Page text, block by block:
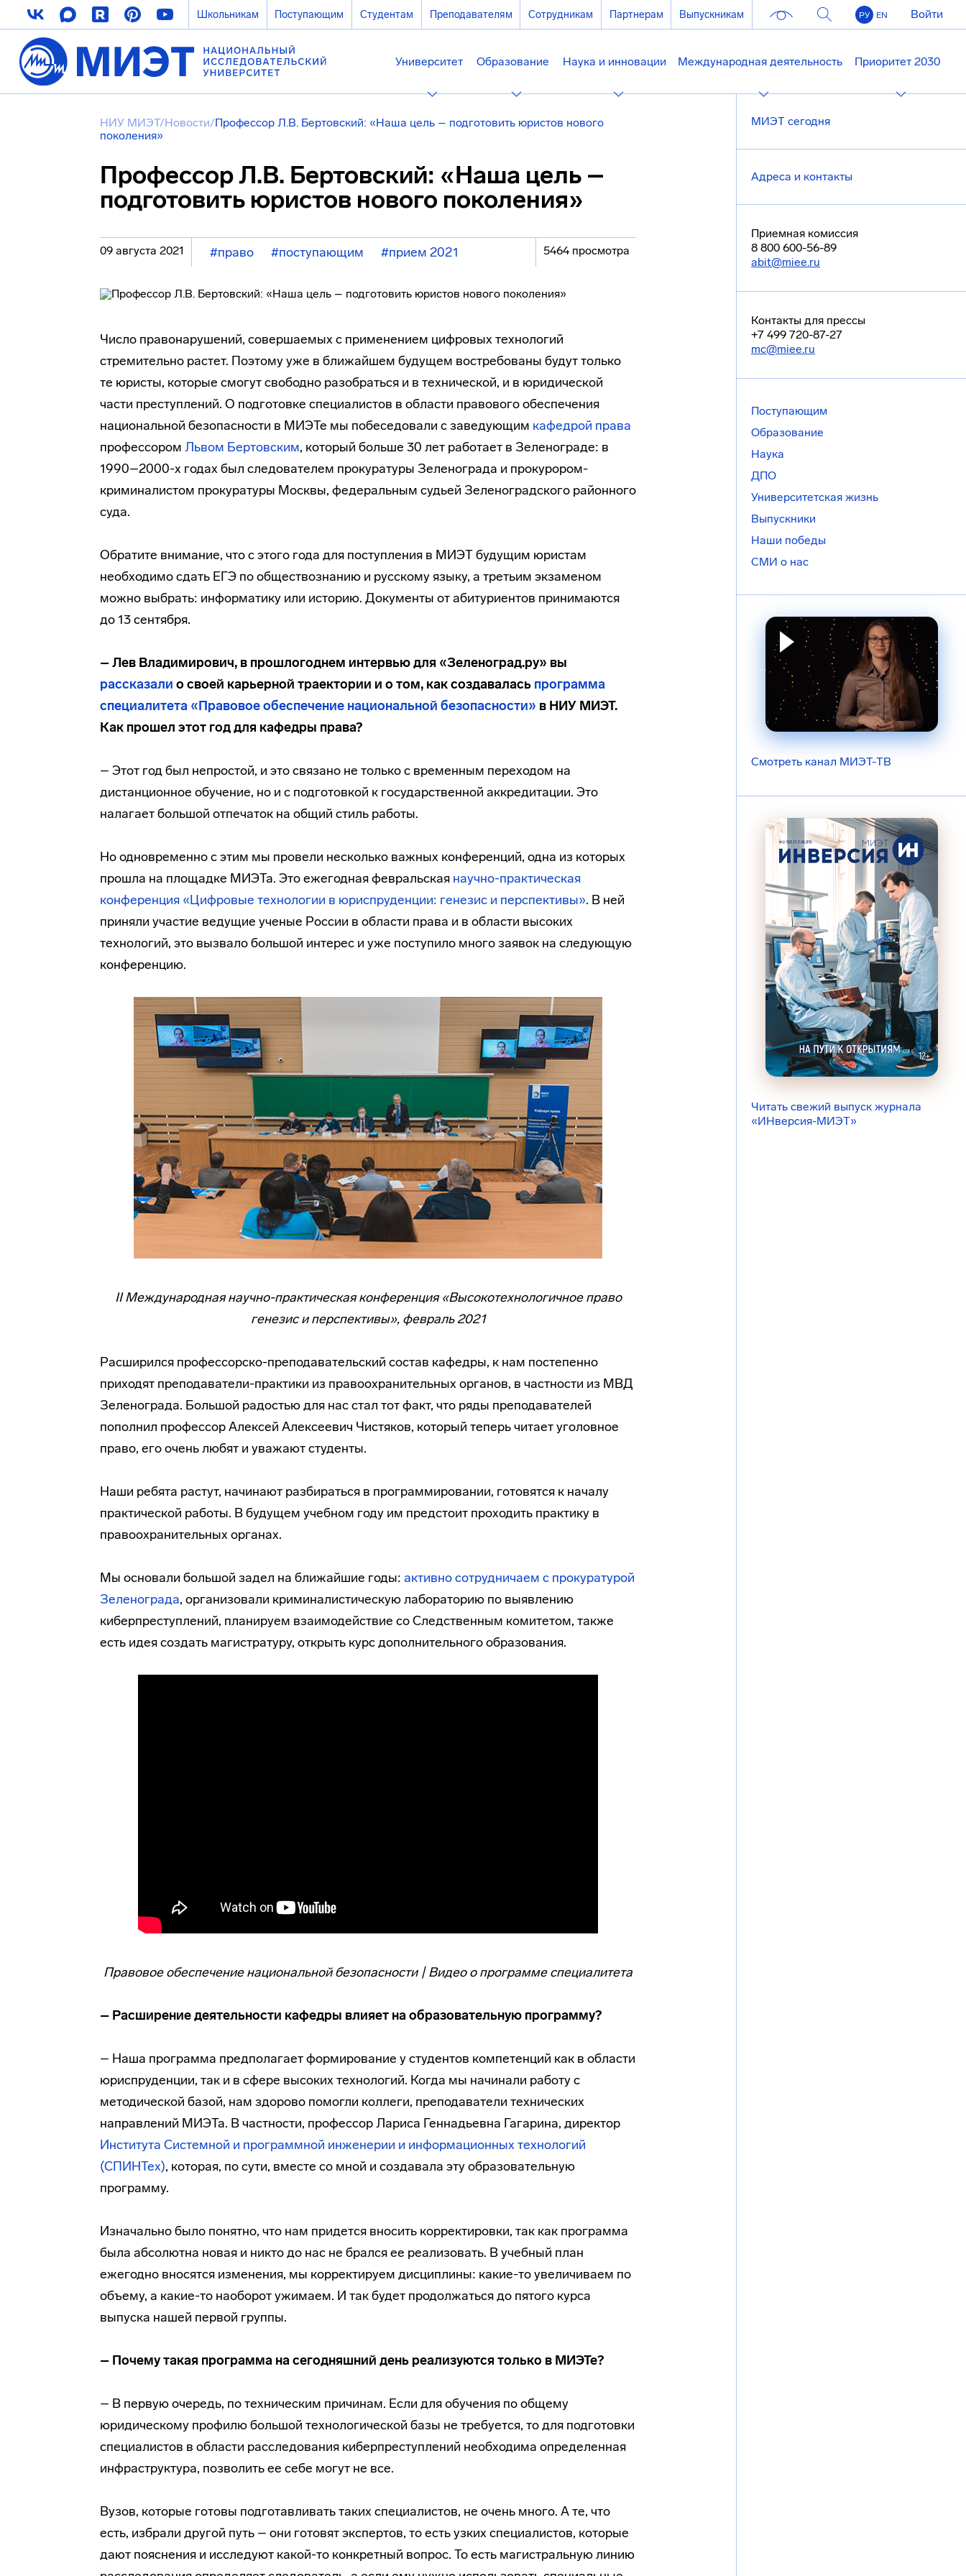
Школьникам Поступающим Студентам Преподавателям Сотрудникам Партнерам Выпускникам РУ EN Войти
Университет Образование Наука и инновации Международная деятельность Приоритет 2030
НИУ МИЭТ/Новости/Профессор Л.В. Бертовский: «Наша цель – подготовить юристов нового
поколения»
Профессор Л.В. Бертовский: «Наша цель –
подготовить юристов нового поколения»
09 августа 2021 #право #поступающим #прием 2021 5464 просмотра
Число правонарушений, совершаемых с применением цифровых технологий
стремительно растет. Поэтому уже в ближайшем будущем востребованы будут только
те юристы, которые смогут свободно разобраться и в технической, и в юридической
части преступлений. О подготовке специалистов в области правового обеспечения
национальной безопасности в МИЭТе мы побеседовали с заведующим кафедрой права
профессором Львом Бертовским, который больше 30 лет работает в Зеленограде: в
1990–2000-х годах был следователем прокуратуры Зеленограда и прокурором-
криминалистом прокуратуры Москвы, федеральным судьей Зеленоградского районного
суда.
Обратите внимание, что с этого года для поступления в МИЭТ будущим юристам
необходимо сдать ЕГЭ по обществознанию и русскому языку, а третьим экзаменом
можно выбрать: информатику или историю. Документы от абитуриентов принимаются
до 13 сентября.
– Лев Владимирович, в прошлогоднем интервью для «Зеленоград.ру» вы
рассказали о своей карьерной траектории и о том, как создавалась программа
специалитета «Правовое обеспечение национальной безопасности» в НИУ МИЭТ.
Как прошел этот год для кафедры права?
– Этот год был непростой, и это связано не только с временным переходом на
дистанционное обучение, но и с подготовкой к государственной аккредитации. Это
налагает большой отпечаток на общий стиль работы.
Но одновременно с этим мы провели несколько важных конференций, одна из которых
прошла на площадке МИЭТа. Это ежегодная февральская научно-практическая
конференция «Цифровые технологии в юриспруденции: генезис и перспективы». В ней
приняли участие ведущие ученые России в области права и в области высоких
технологий, это вызвало большой интерес и уже поступило много заявок на следующую
конференцию.
II Международная научно-практическая конференция «Высокотехнологичное право
генезис и перспективы», февраль 2021
Расширился профессорско-преподавательский состав кафедры, к нам постепенно
приходят преподаватели-практики из правоохранительных органов, в частности из МВД
Зеленограда. Большой радостью для нас стал тот факт, что ряды преподавателей
пополнил профессор Алексей Алексеевич Чистяков, который теперь читает уголовное
право, его очень любят и уважают студенты.
Наши ребята растут, начинают разбираться в программировании, готовятся к началу
практической работы. В будущем учебном году им предстоит проходить практику в
правоохранительных органах.
Мы основали большой задел на ближайшие годы: активно сотрудничаем с прокуратурой
Зеленограда, организовали криминалистическую лабораторию по выявлению
киберпреступлений, планируем взаимодействие со Следственным комитетом, также
есть идея создать магистратуру, открыть курс дополнительного образования.
Правовое обеспечение национальной безопасности | Видео о программе специалитета
– Расширение деятельности кафедры влияет на образовательную программу?
– Наша программа предполагает формирование у студентов компетенций как в области
юриспруденции, так и в сфере высоких технологий. Когда мы начинали работу с
методической базой, нам здорово помогли коллеги, преподаватели технических
направлений МИЭТа. В частности, профессор Лариса Геннадьевна Гагарина, директор
Института Системной и программной инженерии и информационных технологий
(СПИНТех), которая, по сути, вместе со мной и создавала эту образовательную
программу.
Изначально было понятно, что нам придется вносить корректировки, так как программа
была абсолютна новая и никто до нас не брался ее реализовать. В учебный план
ежегодно вносятся изменения, мы корректируем дисциплины: какие-то увеличиваем по
объему, а какие-то наоборот ужимаем. И так будет продолжаться до пятого курса
выпуска нашей первой группы.
– Почему такая программа на сегодняшний день реализуются только в МИЭТе?
– В первую очередь, по техническим причинам. Если для обучения по общему
юридическому профилю большой технологической базы не требуется, то для подготовки
специалистов в области расследования киберпреступлений необходима определенная
инфраструктура, позволить ее себе могут не все.
Вузов, которые готовы подготавливать таких специалистов, не очень много. А те, что
есть, избрали другой путь – они готовят экспертов, то есть узких специалистов, которые
дают пояснения и исследуют какой-то конкретный вопрос. То есть магистральную линию
МИЭТ сегодня
Адреса и контакты
Приемная комиссия
8 800 600-56-89
abit@miee.ru
Контакты для прессы
+7 499 720-87-27
mc@miee.ru
Поступающим
Образование
Наука
ДПО
Университетская жизнь
Выпускники
Наши победы
СМИ о нас
Смотреть канал МИЭТ-ТВ
Читать свежий выпуск журнала
«ИНверсия-МИЭТ»